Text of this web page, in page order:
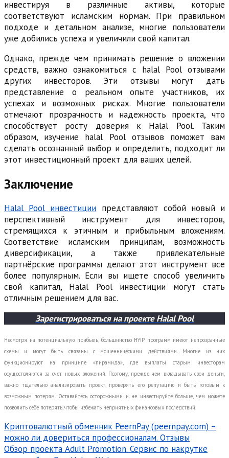
инвестируя в различные активы, которые
соответствуют исламским нормам. При правильном
подходе и детальном анализе, многие пользователи
уже добились успеха и увеличили свой капитал.
Однако, прежде чем принимать решение о вложении
средств, важно ознакомиться с halal Pool отзывами
других инвесторов. Эти отзывы могут дать
представление о реальном опыте участников, их
успехах и возможных рисках. Многие пользователи
отмечают прозрачность и надежность проекта, что
способствует росту доверия к Halal Pool. Таким
образом, изучение halal Pool отзывов поможет вам
сделать осознанный выбор и определить, подходит ли
этот инвестиционный проект для ваших целей.
Заключение
Halal Pool инвестиции представляют собой новый и
перспективный инструмент для инвесторов,
стремящихся к этичным и прибыльным вложениям.
Соответствие исламским принципам, возможность
диверсификации, а также привлекательные
партнёрские программы делают этот инструмент все
более популярным. Если вы ищете способ увеличить
свой капитал, Halal Pool инвестиции могут стать
отличным решением для вас.
Зарегистрироваться на проекте Halal Pool
Несмотря на потенциальную прибыль, большинство HYIP программ имеют непрозрачные
схемы и могут быть связаны с мошенническими действиями. Многие из них
функционируют на принципе «пирамида», где выплаты старым инвесторам
осуществляются за счет новых вложений. Поэтому, прежде чем вкладывать свои деньги,
важно тщательно анализировать проект, проверять его репутацию и быть готовым к
возможным потерям. Оставайтесь осторожными и не инвестируйте больше, чем можете
позволить себе потерять, чтобы избежать неприятных финансовых последствий.
Навигация
по
Криптовалютный обменник PeernPay (peernpay.com) –
можно ли довериться профессионалам. Отзывы
Обзор проекта Adult Promotion. Сервис по накрутке